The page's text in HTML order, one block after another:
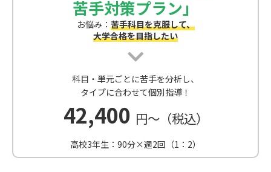
苦手対策プラン」
お悩み： 苦手科目を克服して、
大学合格を目指したい
科目・単元ごとに苦手を分析し、
タイプに合わせて個別指導！
42,400 円～（税込）
高校3年生：90分×週2回（1：2）